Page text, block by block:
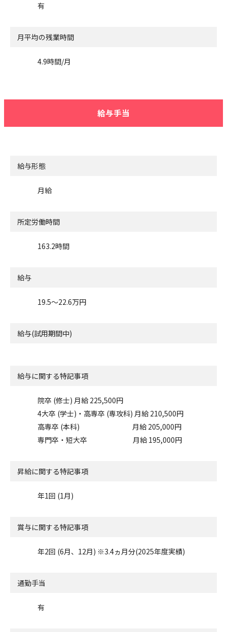
有
月平均の残業時間
4.9時間/月
給与手当
給与形態
月給
所定労働時間
163.2時間
給与
19.5〜22.6万円
給与(試用期間中)
給与に関する特記事項
院卒 (修士) 月給 225,500円
4大卒 (学士)・高専卒 (専攻科) 月給 210,500円
高専卒 (本科) 月給 205,000円
専門卒・短大卒 月給 195,000円
昇給に関する特記事項
年1回 (1月)
賞与に関する特記事項
年2回 (6月、12月) ※3.4ヵ月分(2025年度実績)
通勤手当
有